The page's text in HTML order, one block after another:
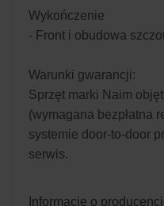
Wykończenie
- Front i obudowa
Warunki gwarancji:
Sprzęt marki Naim
(wymagana bezpłatna
systemie door-to-door
serwis.
Informacje o